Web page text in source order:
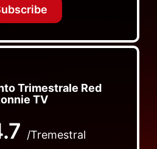
da nessuna altra parte
Trimestrale Red
TV
/Tremestral